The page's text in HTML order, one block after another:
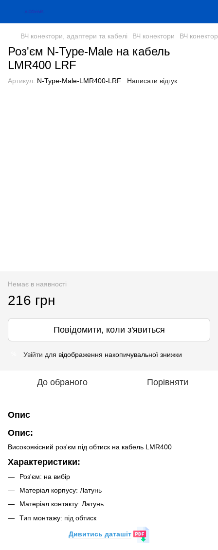
ВЧ конектори, адаптери та кабелі ВЧ конектори ВЧ
Роз'єм N-Type-Male на кабель
LMR400 LRF
Артикул: N-Type-Male-LMR400-LRF Написати відгук
Немає в наявності
216 грн
Повідомити, коли з'явиться
Увійти для відображення накопичувальної знижки
До обраного Порівняти
Опис
Опис:
Високоякісний роз'єм під обтиск на кабель LMR400
Характеристики:
Роз'єм: на вибір
Матеріал корпусу: Латунь
Матеріал контакту: Латунь
Тип монтажу: під обтиск
Дивитись даташіт